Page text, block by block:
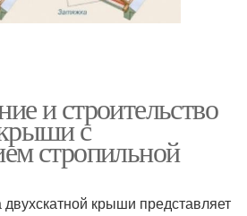
и строительство
с
стропильной
крыши представляет